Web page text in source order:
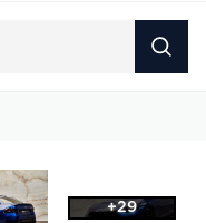
+29